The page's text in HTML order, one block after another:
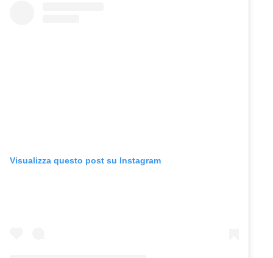
Visualizza questo post su Instagram